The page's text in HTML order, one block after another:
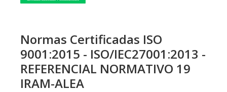
Normas Certificadas ISO
9001:2015 - ISO/IEC27001:2013 -
REFERENCIAL NORMATIVO 19
IRAM-ALEA